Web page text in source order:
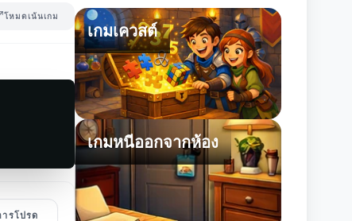
โหมดเน้นเกม
ารโปรด
เกมเควสต์
เกมหนีออกจากห้อง